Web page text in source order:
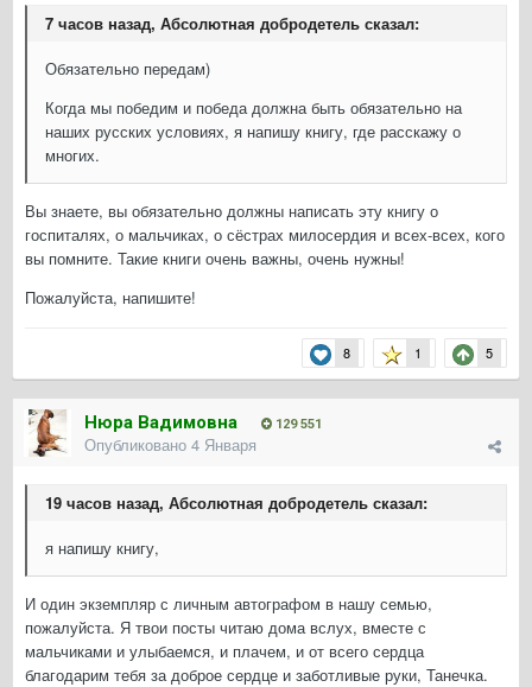
7 часов назад, Абсолютная добродетель сказал:
Обязательно передам)
Когда мы победим и победа должна быть обязательно на
наших русских условиях, я напишу книгу, где расскажу о
многих.
Вы знаете, вы обязательно должны написать эту книгу о
госпиталях, о мальчиках, о сёстрах милосердия и всех-всех, кого
вы помните. Такие книги очень важны, очень нужны!
Пожалуйста, напишите!
8 1 5
Нюра Вадимовна 129 551
Опубликовано 4 Января
19 часов назад, Абсолютная добродетель сказал:
я напишу книгу,
И один экземпляр с личным автографом в нашу семью,
пожалуйста. Я твои посты читаю дома вслух, вместе с
мальчиками и улыбаемся, и плачем, и от всего сердца
благодарим тебя за доброе сердце и заботливые руки, Танечка.